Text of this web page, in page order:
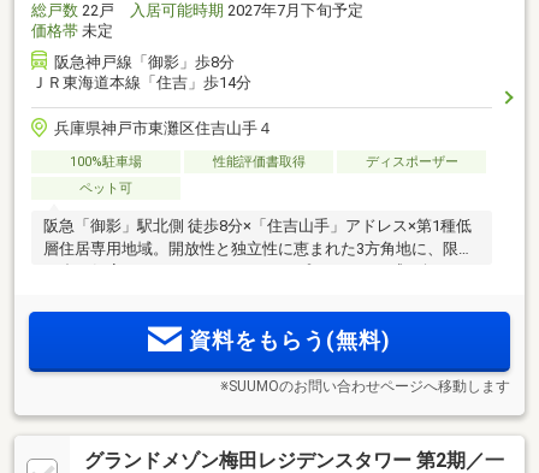
総戸数 22戸 入居可能時期 2027年7月下旬予定
価格帯 未定
阪急神戸線「御影」歩8分
ＪＲ東海道本線「住吉」歩14分
兵庫県神戸市東灘区住吉山手４
100%駐車場 性能評価書取得
ディスポーザー
ペット可
阪急「御影」駅北側 徒歩8分×「住吉山手」アドレス×第1種低
層住居専用地域。開放性と独立性に恵まれた3方角地に、限定
22邸の気高きレジデンス。ゆとりとプライベート感に包まれ
ーザ標準装備。平面駐車場100％確保。モデルルームOPEN＜
資料をもらう(無料)
※SUUMOのお問い合わせページへ移動します
グランドメゾン梅田レジデンスタワー 第2期／一